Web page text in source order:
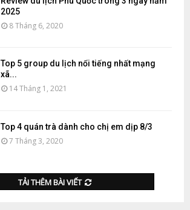
2025
8 Tháng 6, 2020
Top 5 group du lịch nổi tiếng nhất mạng
xã...
14 Tháng 1, 2021
Top 4 quán trà dành cho chị em dịp 8/3
7 Tháng 3, 2020
TẢI THÊM BÀI VIẾT